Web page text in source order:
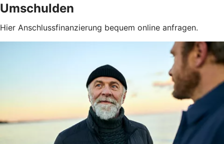
Umschulden
Hier Anschlussfinanzierung bequem online anfragen.